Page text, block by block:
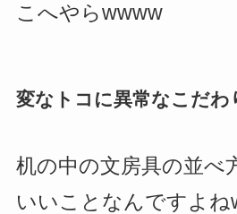
こへやらwwww
変なトコに異常なこだわ
机の中の文房具の並べ
いいことなんですよね